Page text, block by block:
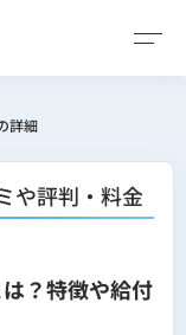
詳細
や評判・料金
？特徴や給付